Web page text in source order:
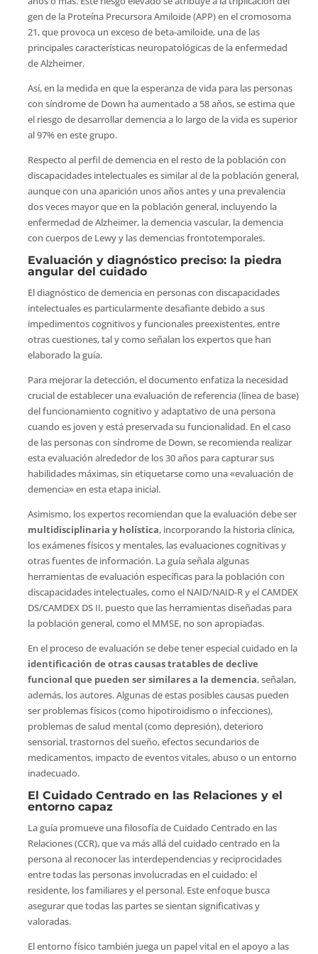
gen de la Proteína Precursora Amiloide (APP) en el cromosoma
21, que provoca un exceso de beta-amiloide, una de las
principales características neuropatológicas de la enfermedad
de Alzheimer.
Así, en la medida en que la esperanza de vida para las personas
con síndrome de Down ha aumentado a 58 años, se estima que
el riesgo de desarrollar demencia a lo largo de la vida es superior
al 97% en este grupo.
Respecto al perfil de demencia en el resto de la población con
discapacidades intelectuales es similar al de la población general,
aunque con una aparición unos años antes y una prevalencia
dos veces mayor que en la población general, incluyendo la
enfermedad de Alzheimer, la demencia vascular, la demencia
con cuerpos de Lewy y las demencias frontotemporales.
Evaluación y diagnóstico preciso: la piedra
angular del cuidado
El diagnóstico de demencia en personas con discapacidades
intelectuales es particularmente desafiante debido a sus
impedimentos cognitivos y funcionales preexistentes, entre
otras cuestiones, tal y como señalan los expertos que han
elaborado la guía.
Para mejorar la detección, el documento enfatiza la necesidad
crucial de establecer una evaluación de referencia (línea de base)
del funcionamiento cognitivo y adaptativo de una persona
cuando es joven y está preservada su funcionalidad. En el caso
de las personas con síndrome de Down, se recomienda realizar
esta evaluación alrededor de los 30 años para capturar sus
habilidades máximas, sin etiquetarse como una «evaluación de
demencia» en esta etapa inicial.
Asimismo, los expertos recomiendan que la evaluación debe ser
multidisciplinaria y holística, incorporando la historia clínica,
los exámenes físicos y mentales, las evaluaciones cognitivas y
otras fuentes de información. La guía señala algunas
herramientas de evaluación específicas para la población con
discapacidades intelectuales, como el NAID/NAID-R y el CAMDEX
DS/CAMDEX DS II, puesto que las herramientas diseñadas para
la población general, como el MMSE, no son apropiadas.
En el proceso de evaluación se debe tener especial cuidado en la
identificación de otras causas tratables de declive
funcional que pueden ser similares a la demencia, señalan,
además, los autores. Algunas de estas posibles causas pueden
ser problemas físicos (como hipotiroidismo o infecciones),
problemas de salud mental (como depresión), deterioro
sensorial, trastornos del sueño, efectos secundarios de
medicamentos, impacto de eventos vitales, abuso o un entorno
inadecuado.
El Cuidado Centrado en las Relaciones y el
entorno capaz
La guía promueve una filosofía de Cuidado Centrado en las
Relaciones (CCR), que va más allá del cuidado centrado en la
persona al reconocer las interdependencias y reciprocidades
entre todas las personas involucradas en el cuidado: el
residente, los familiares y el personal. Este enfoque busca
asegurar que todas las partes se sientan significativas y
valoradas.
El entorno físico también juega un papel vital en el apoyo a las